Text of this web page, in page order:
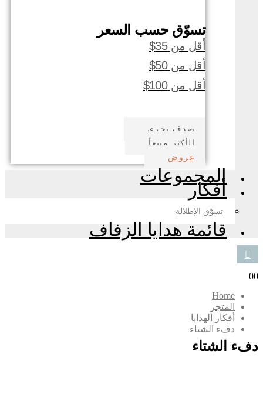
تسوّق حسب السعر
أقل من 35$
أقل من 50$
أقل من 100$
صدف بحري
الأكثر مبيعاً
عروض
المجموعات
أفكار
تسوّق الإطلالة
قائمة هدايا الزفاف
00
Home
المتجر
أفكار الهدايا
دفء الشتاء
دفء الشتاء